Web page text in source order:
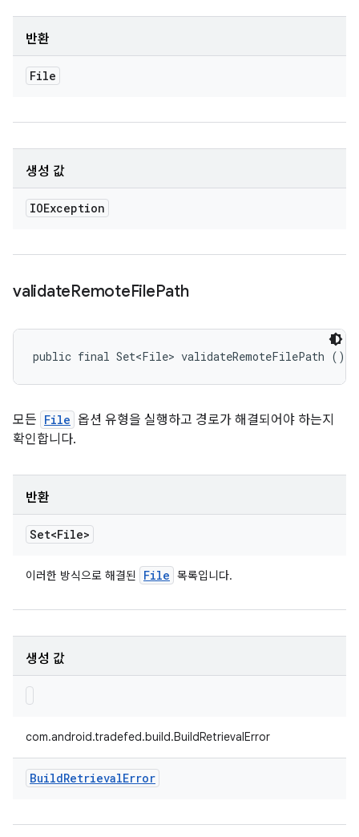
반환
File
생성 값
IOException
validateRemoteFilePath
public final Set<File> validateRemoteFilePath ()
모든 File 옵션 유형을 실행하고 경로가 해결되어야 하는지
확인합니다.
반환
Set<File>
이러한 방식으로 해결된 File 목록입니다.
생성 값
com.android.tradefed.build.BuildRetrievalError
BuildRetrievalError